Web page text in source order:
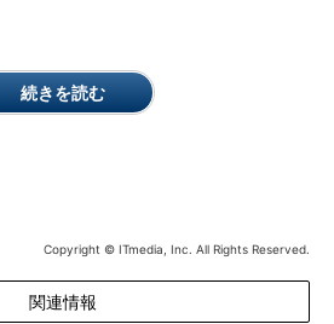
続きを読む
Copyright © ITmedia, Inc. All Rights Reserved.
関連情報